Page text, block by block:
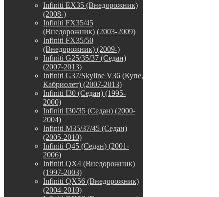
Infiniti EX35 (Внедорожник)
(2008-)
Infiniti FX35/45
(Внедорожник) (2003-2009)
Infiniti FX35/50
(Внедорожник) (2009-)
Infiniti G25/35/37 (Седан)
(2007-2013)
Infiniti G37/Skyline V36 (Купе,
Кабриолет) (2007-2013)
Infiniti I30 (Седан) (1995-
2000)
Infiniti I30/35 (Седан) (2000-
2004)
Infiniti M35/37/45 (Седан)
(2005-2010)
Infiniti Q45 (Седан) (2001-
2006)
Infiniti QX4 (Внедорожник)
(1997-2003)
Infiniti QX56 (Внедорожник)
(2004-2010)